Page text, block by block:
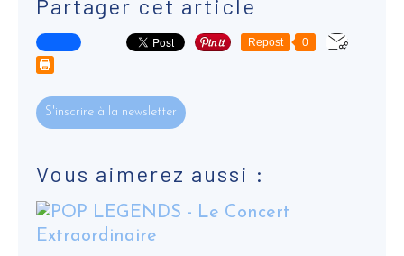
Partager cet article
Repost 0
S'inscrire à la newsletter
Vous aimerez aussi :